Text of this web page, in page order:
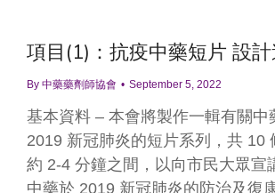
項目(1)：抗疫中藥短片 設
By 中藥藥劑師協會 September 5, 2022
基本資料 – 本會將製作一輯有關中
2019 新冠肺炎的短片系列，共 10
約 2-4 分鐘之間，以向市民大眾宣
中藥於 2019 新冠肺炎的防治及復